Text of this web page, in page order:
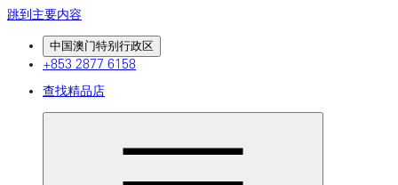
跳到主要内容
中国澳门特别行政区
+853 2877 6158
查找精品店